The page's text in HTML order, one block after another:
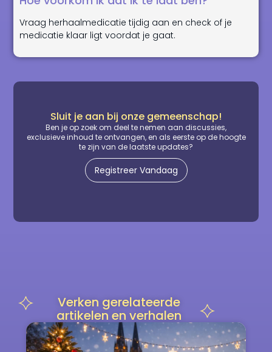
Vraag herhaalmedicatie tijdig aan en check of je
medicatie klaar ligt voordat je gaat.
Sluit je aan bij onze gemeenschap!
Ben je op zoek om deel te nemen aan discussies,
exclusieve inhoud te ontvangen, en als eerste op de hoogte
te zijn van de laatste updates?
Registreer Vandaag
Verken gerelateerde
artikelen en verhalen